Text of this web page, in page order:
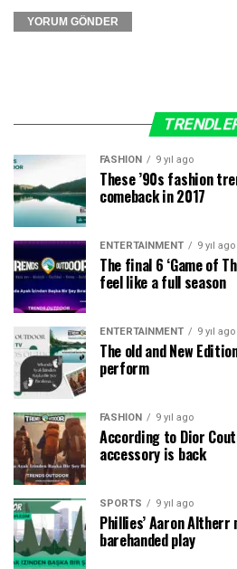
FASHION 9 yıl ago
These ’90s fashion
comeback in 2017
ENTERTAINMENT 9 yıl ago
The final 6 ‘Game of
feel like a full season
ENTERTAINMENT 9 yıl ago
The old and New
perform
FASHION 9 yıl ago
According to Dior
accessory is back
SPORTS 9 yıl ago
Phillies’ Aaron
barehanded play